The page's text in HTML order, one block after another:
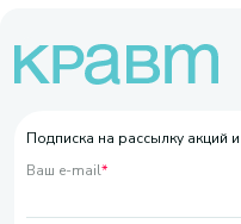
Подписка на рассылку акций
Ваш e-mail*